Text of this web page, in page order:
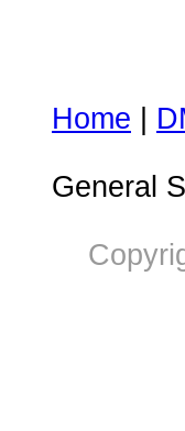
Home
General